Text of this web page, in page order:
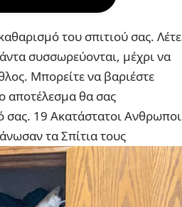
του σπιτιού σας. Λέτε
συσσωρεύονται, μέχρι να
Μπορείτε να βαριέστε
αποτέλεσμα θα σας
σας. 19 Ακατάστατοι Ανθρωποι
τα Σπίτια τους